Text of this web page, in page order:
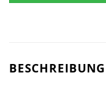
BESCHREIBUNG